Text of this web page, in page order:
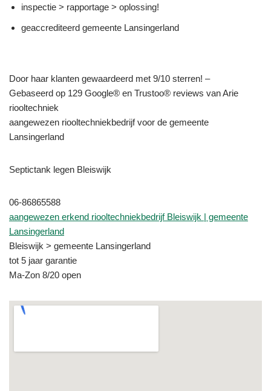
inspectie > rapportage > oplossing!
geaccrediteerd gemeente Lansingerland
Door haar klanten gewaardeerd met 9/10 sterren! –
Gebaseerd op 129 Google® en Trustoo® reviews van Arie
riooltechniek
aangewezen riooltechniekbedrijf voor de gemeente
Lansingerland
Septictank legen Bleiswijk
06-86865588
aangewezen erkend riooltechniekbedrijf Bleiswijk | gemeente
Lansingerland
Bleiswijk > gemeente Lansingerland
tot 5 jaar garantie
Ma-Zon 8/20 open